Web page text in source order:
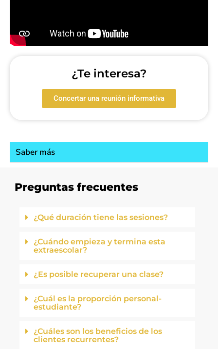
¿Te interesa?
Concertar una reunión informativa
Saber más
Preguntas frecuentes
¿Qué duración tiene las sesiones?
¿Cuándo empieza y termina esta
extraescolar?
¿Es posible recuperar una clase?
¿Cuál es la proporción personal-
estudiante?
¿Cuáles son los beneficios de los
clientes recurrentes?